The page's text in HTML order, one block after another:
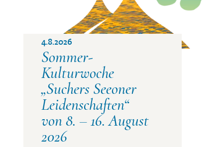
4.8.2026
Sommer-
Kulturwoche
„Suchers Seeoner
Leidenschaften“
von 8. – 16. August
2026